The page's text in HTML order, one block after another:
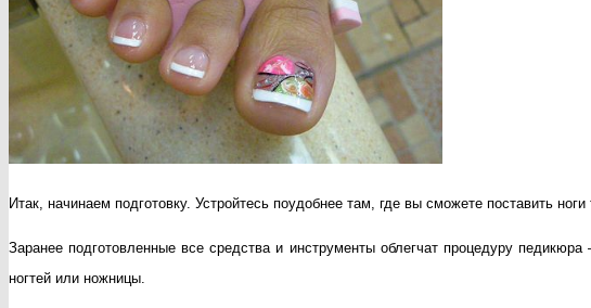
Итак, начинаем подготовку. Устройтесь поудобнее там, где вы сможете поставить
Заранее подготовленные все средства и инструменты облегчат процедуру
ногтей или ножницы.